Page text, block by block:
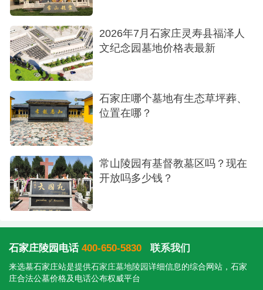
2026年7月石家庄灵寿县福泽人
文纪念园墓地价格表最新
石家庄哪个墓地有生态草坪葬、
位置在哪？
常山陵园有基督教墓区吗？现在
开放吗多少钱？
石家庄陵园电话 400-650-5830 联系我们
来选墓石家庄站是提供石家庄墓地陵园 详细信息的综合网站，石家
庄合法公墓价格及电话公布权威平台